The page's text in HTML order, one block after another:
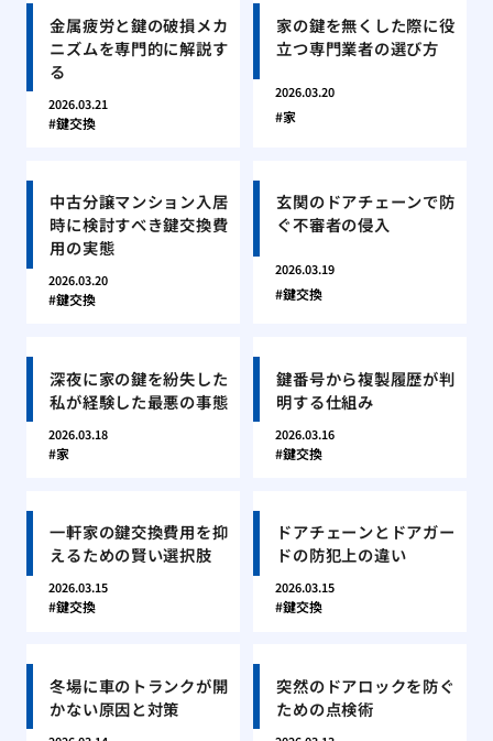
金属疲労と鍵の破損メカ
ニズムを専門的に解説す
る
2026.03.21
鍵交換
家の鍵を無くした際に役
立つ専門業者の選び方
2026.03.20
家
中古分譲マンション入居
時に検討すべき鍵交換費
用の実態
2026.03.20
鍵交換
玄関のドアチェーンで防
ぐ不審者の侵入
2026.03.19
鍵交換
深夜に家の鍵を紛失した
私が経験した最悪の事態
2026.03.18
家
鍵番号から複製履歴が判
明する仕組み
2026.03.16
鍵交換
一軒家の鍵交換費用を抑
えるための賢い選択肢
2026.03.15
鍵交換
ドアチェーンとドアガー
ドの防犯上の違い
2026.03.15
鍵交換
冬場に車のトランクが開
かない原因と対策
突然のドアロックを防ぐ
ための点検術